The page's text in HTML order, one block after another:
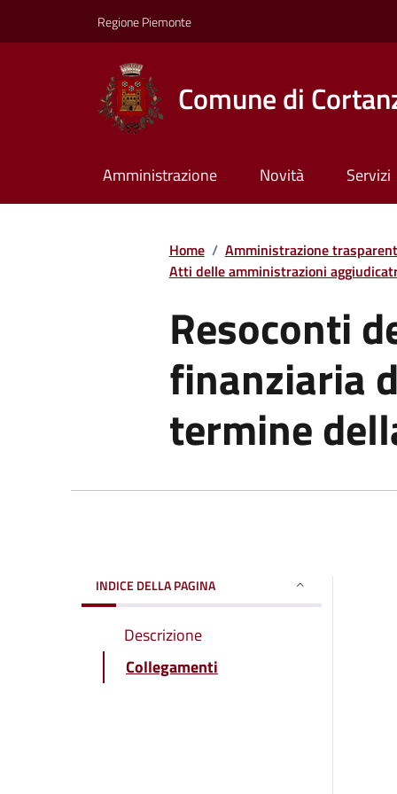
Regione Piemonte
Comune di
Amministrazione Novità Servizi
Home / Amministrazione
Atti delle amministrazioni
Resoconti
finanziaria
termine
INDICE DELLA PAGINA
Descrizione
Collegamenti